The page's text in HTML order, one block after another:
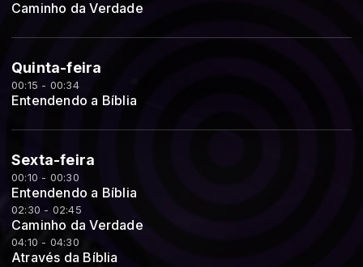
Caminho da Verdade
Quinta-feira
00:15 - 00:34
Entendendo a Bíblia
Sexta-feira
00:10 - 00:30
Entendendo a Bíblia
02:30 - 02:45
Caminho da Verdade
04:10 - 04:30
Através da Bíblia